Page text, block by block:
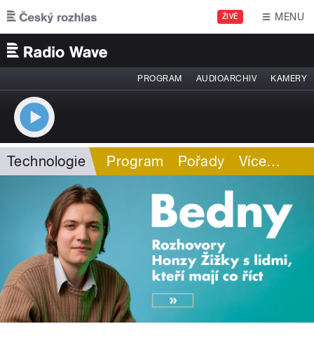
Přejít k hlavnímu obsahu
ŽIVĚ MENU
PROGRAM AUDIOARCHIV KAMERY
Technologie Program Pořady Více…